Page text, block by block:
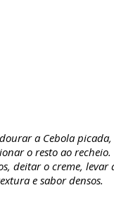
a Cebola
o resto ao
deitar o creme, levar
e sabor densos.